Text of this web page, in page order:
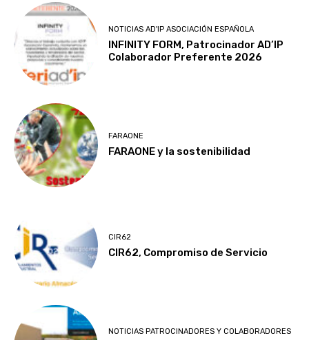
NOTICIAS AD'IP ASOCIACIÓN ESPAÑOLA
INFINITY FORM, Patrocinador AD’IP
Colaborador Preferente 2026
FARAONE
FARAONE y la sostenibilidad
CIR62
CIR62, Compromiso de Servicio
NOTICIAS PATROCINADORES Y COLABORADORES